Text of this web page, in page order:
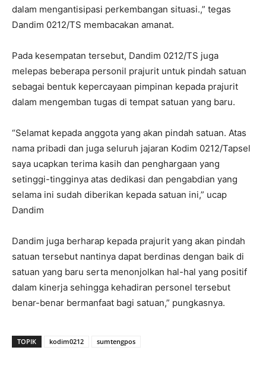
dalam mengantisipasi perkembangan situasi.,” tegas
Dandim 0212/TS membacakan amanat.
Pada kesempatan tersebut, Dandim 0212/TS juga
melepas beberapa personil prajurit untuk pindah satuan
sebagai bentuk kepercayaan pimpinan kepada prajurit
dalam mengemban tugas di tempat satuan yang baru.
“Selamat kepada anggota yang akan pindah satuan. Atas
nama pribadi dan juga seluruh jajaran Kodim 0212/Tapsel
saya ucapkan terima kasih dan penghargaan yang
setinggi-tingginya atas dedikasi dan pengabdian yang
selama ini sudah diberikan kepada satuan ini,” ucap
Dandim
Dandim juga berharap kepada prajurit yang akan pindah
satuan tersebut nantinya dapat berdinas dengan baik di
satuan yang baru serta menonjolkan hal-hal yang positif
dalam kinerja sehingga kehadiran personel tersebut
benar-benar bermanfaat bagi satuan,” pungkasnya.
TOPIK kodim0212 sumtengpos